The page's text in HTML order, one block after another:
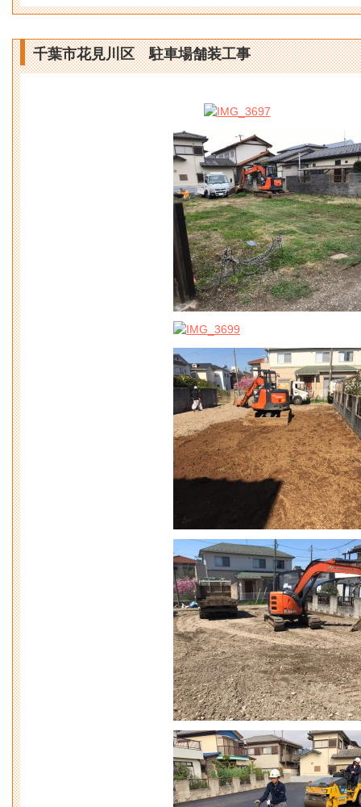
千葉市花見川区 駐車場舗装工事